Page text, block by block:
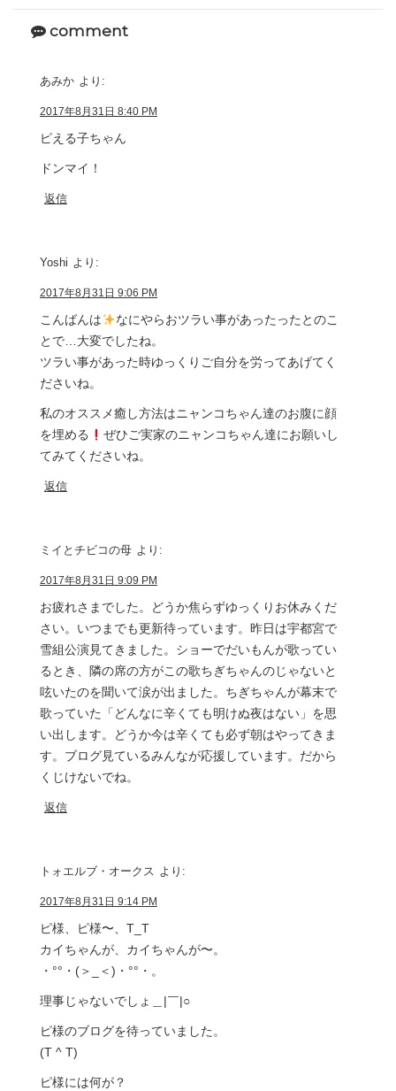
comment
あみか より:
2017年8月31日 8:40 PM
ピえる子ちゃん
ドンマイ！
返信
Yoshi より:
2017年8月31日 9:06 PM
こんばんは
なにやらおツラい事があったったとのこ
とで…大変でしたね。
ツラい事があった時ゆっくりご自分を労ってあげてく
ださいね。
私のオススメ癒し方法はニャンコちゃん達のお腹に顔
を埋める
ぜひご実家のニャンコちゃん達にお願いし
てみてくださいね。
返信
ミイとチビコの母 より:
2017年8月31日 9:09 PM
お疲れさまでした。どうか焦らずゆっくりお休みくだ
さい。いつまでも更新待っています。昨日は宇都宮で
雪組公演見てきました。ショーでだいもんが歌ってい
るとき、隣の席の方がこの歌ちぎちゃんのじゃないと
呟いたのを聞いて涙が出ました。ちぎちゃんが幕末で
歌っていた「どんなに辛くても明けぬ夜はない」を思
い出します。どうか今は辛くても必ず朝はやってきま
す。ブログ見ているみんなが応援しています。だから
くじけないでね。
返信
トォエルブ・オークス より:
2017年8月31日 9:14 PM
ピ様、ピ様〜、T_T
カイちゃんが、カイちゃんが〜。
・°°・(＞_＜)・°°・。
理事じゃないでしょ＿|￣|○
ピ様のブログを待っていました。
(T ^ T)
ピ様には何が？